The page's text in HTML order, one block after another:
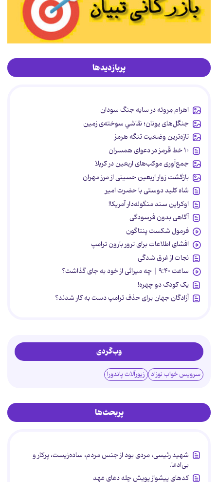
پربازدیدها
اهرام مِروئه در سایه جنگ سودان
جنگل‌های یونان؛ نقاشیِ سوخته‌ی زمین
تازه‌ترین وضعیت تنگه هرمز
۱۰ خط قرمز در دعوای همسران
جمع‌آوری موکب‌های اربعین در کربلا
بازگشت زوار اربعین حسینی از مرز مهران
شاه کلید دوستی با حضرت امیر
اوکراین سند منگوله‌دار آمریکا!
آگاهی بدون فرسودگی
فرمول شکست پنتاگون
افشای اطلاعات برای ترور بارون ترامپ
نجات از غرق شدگی
ساعت ۹:۴۰ | چه میراثی از خود به جای گذاشت؟
یک کودک دو چهره!
آزادگان جهان برای حذف ترامپ دست به کار شدند؟
وب‌گردی
سرویس خواب نوزاد زیورآلات پاندورا
پربحث‌ها
شهید رئیسی، مردی بود از جنس مردم، ساده‌زیست، پرکار و
بی‌ادعا.
کدهای پیشواز پویش چله دعای عهد